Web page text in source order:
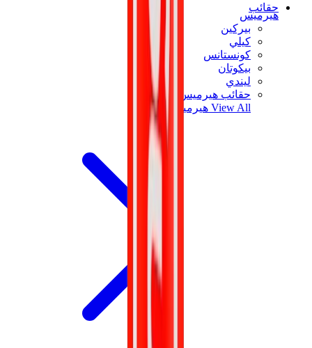
حقائب
هيرميس
بيركين
كيلي
كونستانس
بيكوتان
ليندي
حقائب هيرميس للرجال
View All هيرميس